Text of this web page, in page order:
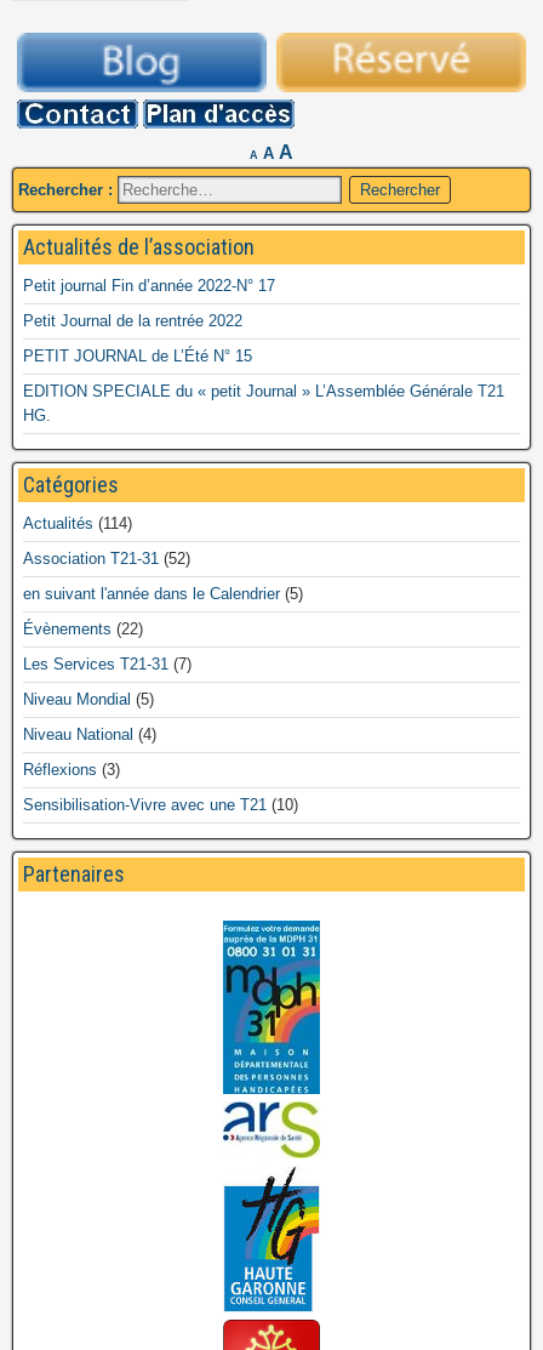
A A A
Rechercher :
Actualités de l’association
Petit journal Fin d’année 2022-N° 17
Petit Journal de la rentrée 2022
PETIT JOURNAL de L’Été N° 15
EDITION SPECIALE du « petit Journal » L’Assemblée Générale T21
HG.
Catégories
Actualités (114)
Association T21-31 (52)
en suivant l'année dans le Calendrier(5)
Évènements (22)
Les Services T21-31 (7)
Niveau Mondial (5)
Niveau National (4)
Réflexions (3)
Sensibilisation-Vivre avec une T21 (10)
Partenaires